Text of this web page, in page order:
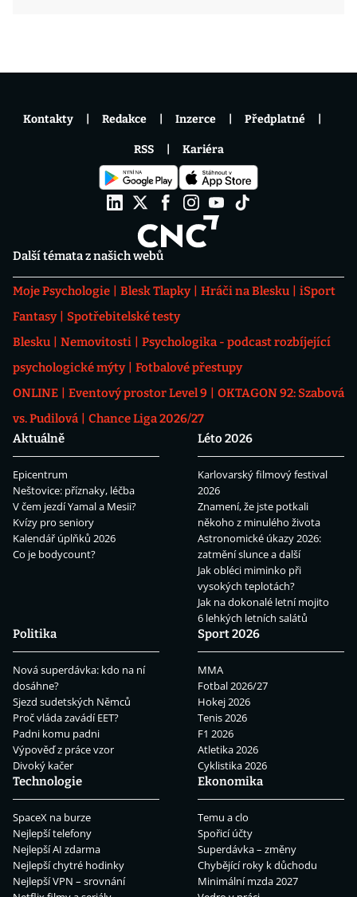
Další témata z našich webů
Moje Psychologie Blesk Tlapky Hráči na Blesku
iSport
Fantasy
Spotřebitelské testy
Blesku
Nemovitosti
Psychologika - podcast rozbíjející
psychologické mýty
Fotbalové přestupy
ONLINE
Eventový prostor Level 9
OKTAGON 92: Szabová
vs. Pudilová
Chance Liga 2026/27
Aktuálně
Epicentrum
Neštovice: příznaky, léčba
V čem jezdí Yamal a Mesii?
Kvízy pro seniory
Kalendář úplňků 2026
Co je bodycount?
Léto 2026
Karlovarský filmový festival
2026
Znamení, že jste potkali
někoho z minulého života
Astronomické úkazy 2026:
zatmění slunce a další
Jak obléci miminko při
vysokých teplotách?
Jak na dokonalé letní mojito
6 lehkých letních salátů
Politika
Nová superdávka: kdo na ní
dosáhne?
Sjezd sudetských Němců
Proč vláda zavádí EET?
Padni komu padni
Výpověď z práce vzor
Divoký kačer
Sport 2026
MMA
Fotbal 2026/27
Hokej 2026
Tenis 2026
F1 2026
Atletika 2026
Cyklistika 2026
Technologie
SpaceX na burze
Nejlepší telefony
Nejlepší AI zdarma
Nejlepší chytré hodinky
Nejlepší VPN – srovnání
Ekonomika
Temu a clo
Spořicí účty
Superdávka – změny
Chybějící roky k důchodu
Minimální mzda 2027
Kontakty Redakce Inzerce Předplatné
RSS Kariéra